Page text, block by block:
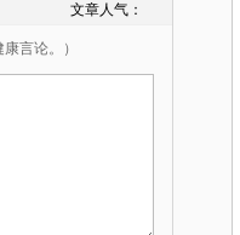
文章人气：
言论。）